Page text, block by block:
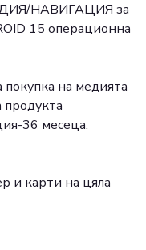
НАВИГАЦИЯ за
15 операционна
покупка на медията
продукта
36 месеца.
и карти на цяла